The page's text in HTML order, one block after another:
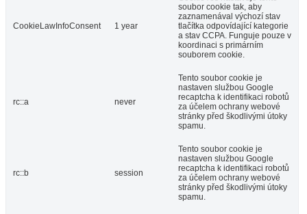
CookieLawInfoConsent 1 year
soubor cookie tak, aby
zaznamenával výchozí stav
tlačítka odpovídající kategorie
a stav CCPA. Funguje pouze v
koordinaci s primárním
souborem cookie.
rc::a never
Tento soubor cookie je
nastaven službou Google
recaptcha k identifikaci robotů
za účelem ochrany webové
stránky před škodlivými útoky
spamu.
rc::b session
Tento soubor cookie je
nastaven službou Google
recaptcha k identifikaci robotů
za účelem ochrany webové
stránky před škodlivými útoky
spamu.